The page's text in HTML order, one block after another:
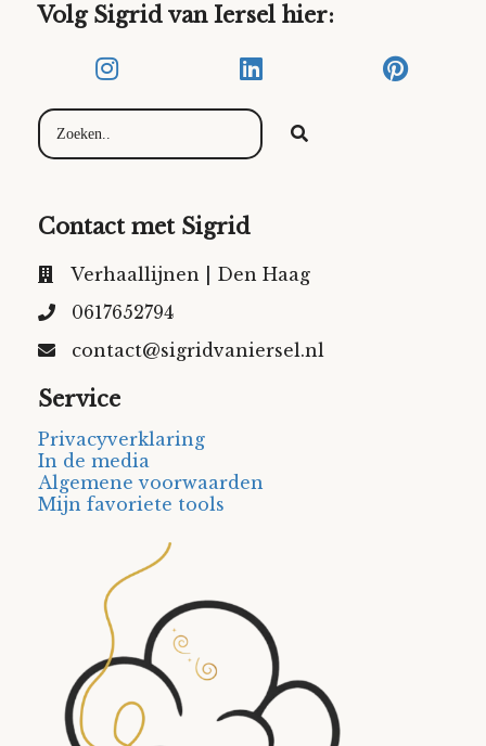
Volg Sigrid van Iersel hier:
Contact met Sigrid
Verhaallijnen | Den Haag
0617652794
contact@sigridvaniersel.nl
Service
Privacyverklaring
In de media
Algemene voorwaarden
Mijn favoriete tools